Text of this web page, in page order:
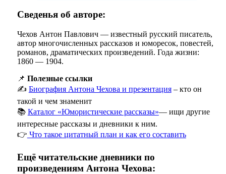
Сведенья об авторе:
Чехов Антон Павлович — известный русский писатель,
автор многочисленных рассказов и юморесок, повестей,
романов, драматических произведений. Года жизни:
1860 — 1904.
📌 Полезные ссылки
✍️ Биография Антона Чехова и презентация– кто он
такой и чем знаменит
📚 Каталог «Юмористические рассказы»— ищи другие
интересные рассказы и дневники к ним.
👉 Что такое цитатный план и как его составить
Ещё читательские дневники по
произведениям Антона Чехова: